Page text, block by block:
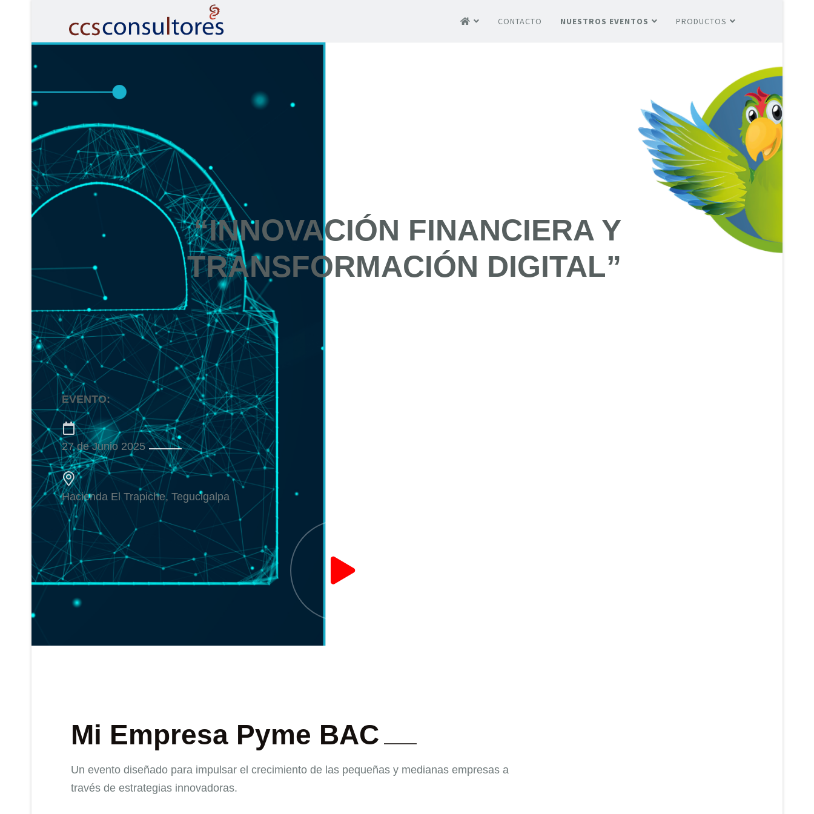
CONTACTO NUESTROS EVENTOS PRODUCTOS
“INNOVACIÓN FINANCIERA Y
TRANSFORMACIÓN DIGITAL”
EVENTO:
27 de Junio 2025
Hacienda El Trapiche, Tegucigalpa
Mi Empresa Pyme BAC
Un evento diseñado para impulsar el crecimiento de las pequeñas y medianas empresas a
través de estrategias innovadoras.